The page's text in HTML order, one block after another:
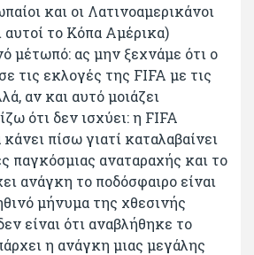
και οι Λατινοαμερικάνοι
αυτοί το Κόπα Αμέρικα)
μέτωπό: ας μην ξεχνάμε ότι ο
τις εκλογές της FIFA με τις
αν και αυτό μοιάζει
ότι δεν ισχύει: η FIFA
πίσω γιατί καταλαβαίνει
παγκόσμιας αναταραχής και το
ανάγκη το ποδόσφαιρο είναι
μήνυμα της χθεσινής
είναι ότι αναβλήθηκε το
η ανάγκη μιας μεγάλης